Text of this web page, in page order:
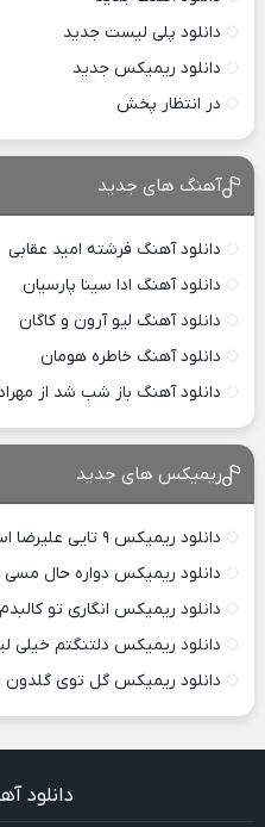
دانلود پلی لیست جدید
دانلود ریمیکس جدید
در انتظار پخش
آهنگ های جدید
دانلود آهنگ فرشته امید عقابی
دانلود آهنگ ادا سینا پارسیان
دانلود آهنگ لیو آرون و کاگان
دانلود آهنگ خاطره هومان
دانلود آهنگ باز شب شد از
ریمیکس های جدید
دانلود ریمیکس ۹ تایی علیرضا اسپید
دانلود ریمیکس دواره حال
دانلود ریمیکس انگاری تو
دانلود ریمیکس دلتنگتم خیلی
دانلود ریمیکس گل توی گلدون
دانلود